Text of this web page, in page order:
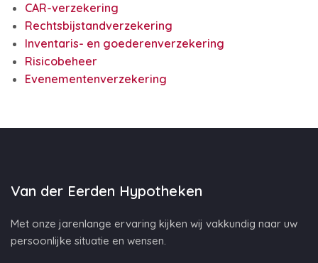
CAR-verzekering
Rechtsbijstandverzekering
Inventaris- en goederenverzekering
Risicobeheer
Evenementenverzekering
Van der Eerden Hypotheken
Met onze jarenlange ervaring kijken wij vakkundig naar uw
persoonlijke situatie en wensen.